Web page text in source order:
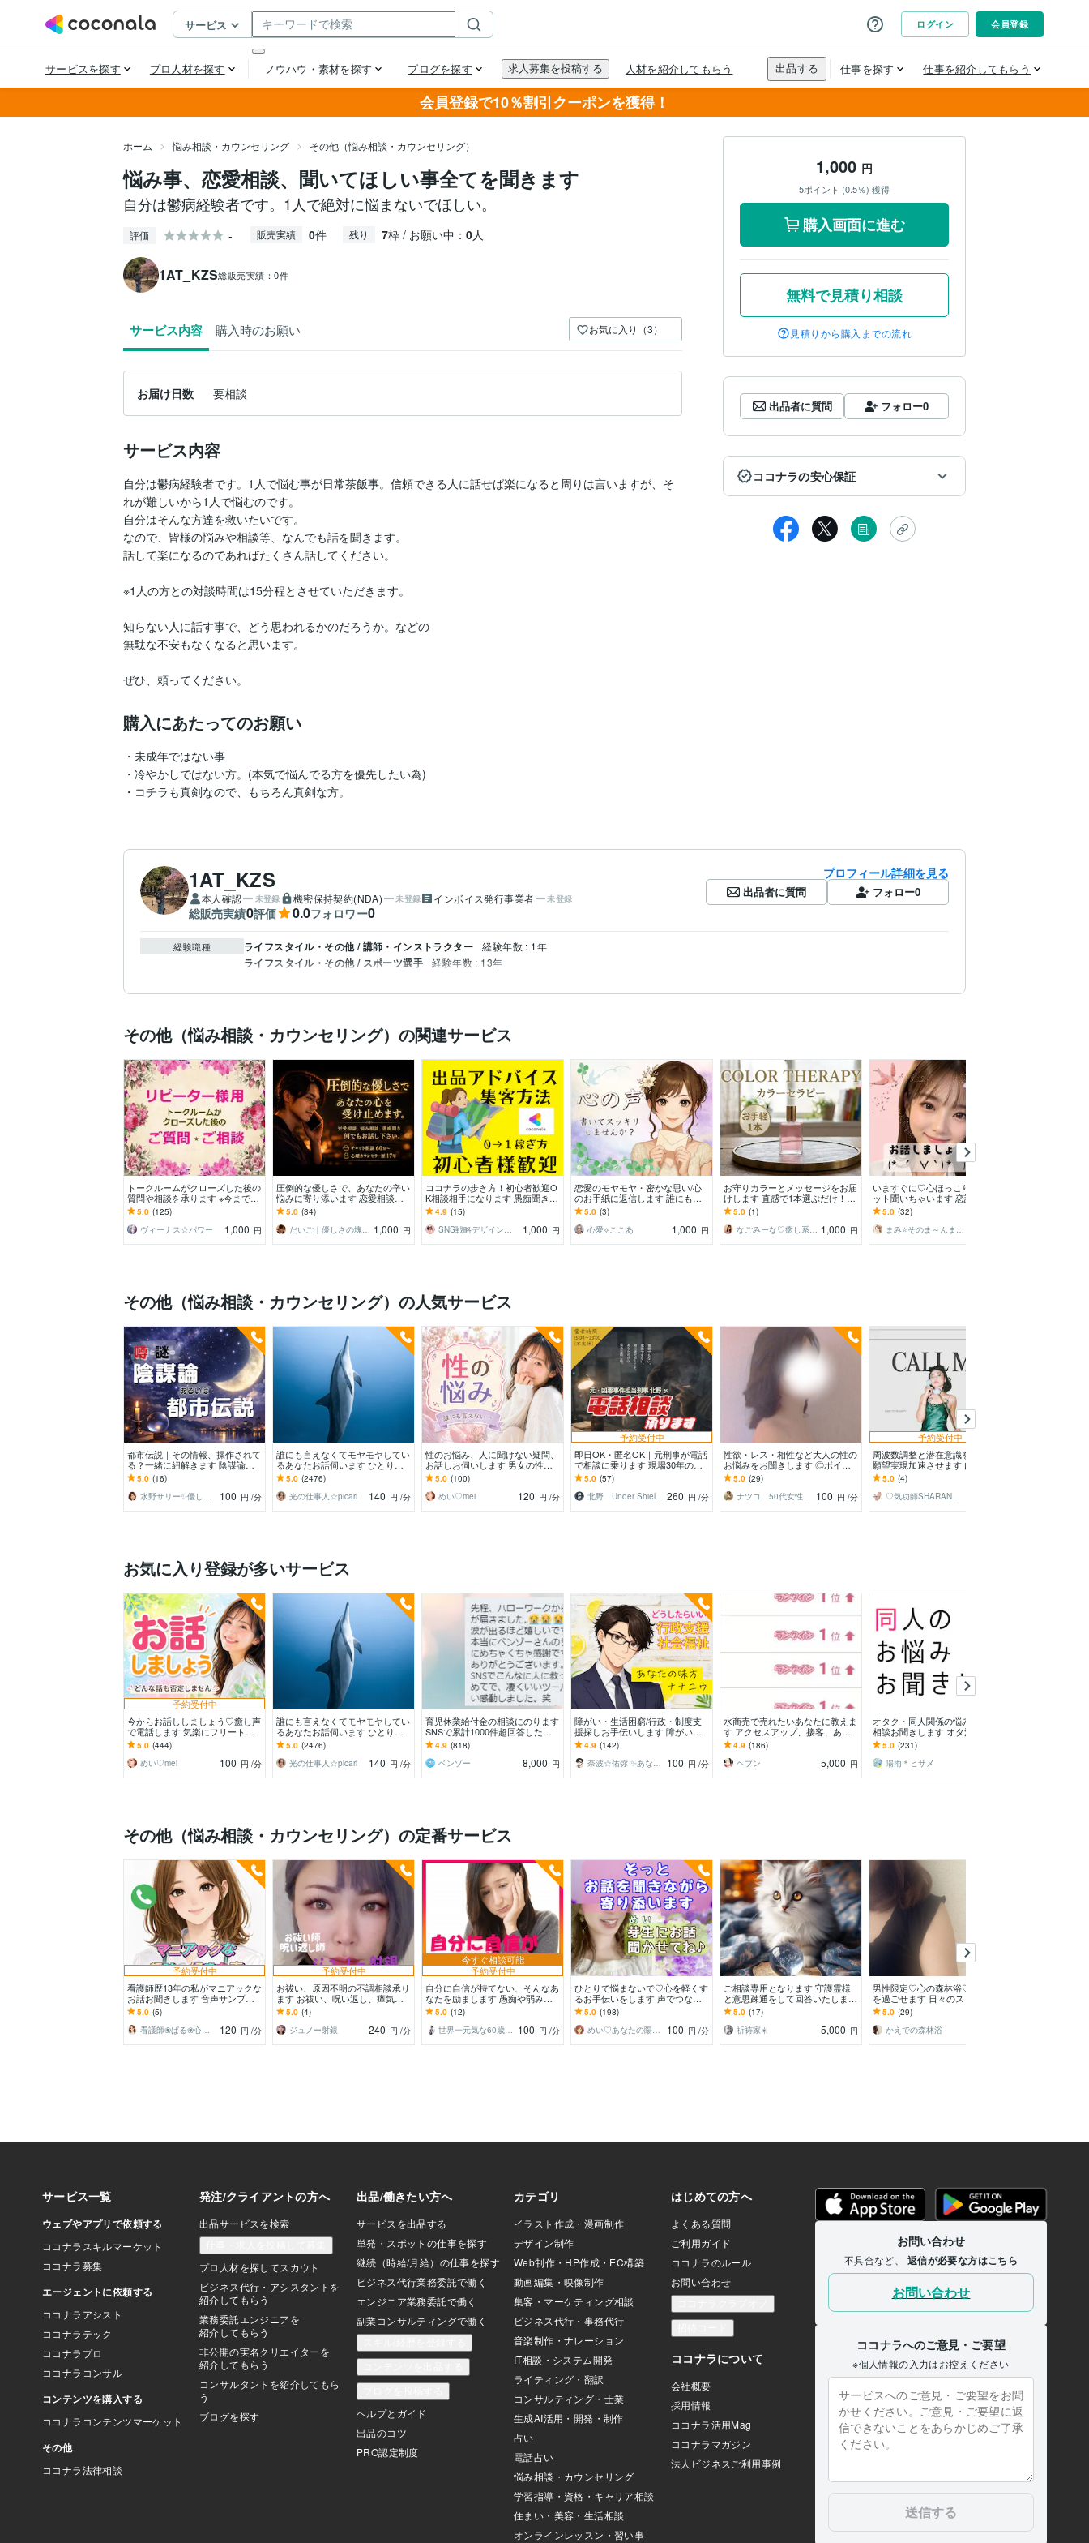
会員登録で10％割引クーポンを獲得！
ホーム 悩み相談・カウンセリング その他（悩み相談・カウンセリング）
悩み事、恋愛相談、聞いてほしい事全てを聞きます
自分は鬱病経験者です。1人で絶対に悩まないでほしい。
評価 - 販売実績 0件 残り 7枠 / お願い中： 0人
1AT_KZS総販売実績：0件
サービス内容 購入時のお願い お気に入り（3）
お届け日数 要相談
サービス内容
自分は鬱病経験者です。1人で悩む事が日常茶飯事。信頼できる人に話せば楽になると周りは言いますが、そ
れが難しいから1人で悩むのです。
自分はそんな方達を救いたいです。
なので、皆様の悩みや相談等、なんでも話を聞きます。
話して楽になるのであればたくさん話してください。
※1人の方との対談時間は15分程とさせていただきます。
知らない人に話す事で、どう思われるかのだろうか。などの
無駄な不安もなくなると思います。
ぜひ、頼ってください。
購入にあたってのお願い
・未成年ではない事
・冷やかしではない方。(本気で悩んでる方を優先したい為)
・コチラも真剣なので、もちろん真剣な方。
1,000 円
5ポイント (0.5％) 獲得
購入画面に進む
無料で見積り相談
見積りから購入までの流れ
出品者に質問 フォロー0
ココナラの安心保証
1AT_KZS
本人確認 未登録 機密保持契約(NDA) 未登録 インボイス発行事業者 未登録
総販売実績0評価 0.0フォロワー0
プロフィール詳細を見る
出品者に質問 フォロー0
経験職種 ライフスタイル・その他 / 講師・インストラクター 経験年数 : 1年
ライフスタイル・その他 / スポーツ選手 経験年数 : 13年
その他（悩み相談・カウンセリング）の関連サービス
トークルームがクローズした後の
質問や相談を承ります ※今まで私
の施術を受けたことがない方は、
お申し込みできません
5.0 (125)
ヴィーナス☆パワー
1,000 円
圧倒的な優しさで、あなたの辛い
悩みに寄り添います 恋愛相談、
悩み相談、愚痴聞き、どんな話で
も寄り添い支えます
5.0 (34)
だいご｜優しさの塊みたいなカウンセラー 1,000 円
ココナラの歩き方！初心者歓迎O
K相談相手になります 愚痴聞き、
集客方法、出品アドバイスなど悩
みを解消
4.9 (15)
SNS戦略デザイン｜ケイ
1,000 円
恋愛のモヤモヤ・密かな思い/心
のお手紙に返信します 誰にも言
えない気持ちを文字にして、吐き
出してみませんか？
5.0 (3)
心愛⟡ここあ
1,000 円
お守りカラーとメッセージをお届
けします 直感で1本選ぶだけ！選
んだ色からのメッセージをお届け
します
5.0 (1)
なごみーな♡癒し系心のサポーター 1,000 円
いますぐに♡心ほっこり30分チャ
ット聞いちゃいます 恋話♡推し
活♡怒り♡日常のささいな話まで
♡チャットでスッキリ
5.0 (32)
まみ⭐そのま～んまのあなたでお帰りなさい
その他（悩み相談・カウンセリング）の人気サービス
都市伝説｜その情報、操作されて
る？一緒に紐解きます 陰謀論本
当に偶然？その直感、否定しませ
ん。全部お聞きします！
5.0 (16)
水野サリー✨優しく寄り添う話し相手
100 円 /分
誰にも言えなくてモヤモヤしてい
るあなたお話伺います ひとりで
抱え込まないで！ちょっと聞いて
ほしい！でも大丈夫❤️
5.0 (2476)
光の仕事人☆picari
140 円 /分
性のお悩み、人に聞けない疑問、
お話しお伺いします 男女の性の
お悩み、人に聞けないお話し何で
もどうぞ！♡
5.0 (100)
めい♡mei
120 円 /分
予約受付中
即日OK・匿名OK｜元刑事が電話
で相談に乗ります 現場30年の実
務視点｜警察に行く前に状況を整
理｜トラブル悩み
5.0 (57)
北野 Under Shield代表 260 円 /分
性欲・レス・相性など大人の性の
お悩みをお聞きします ◎ボイス
サンプルあり◎恥ずかしいお悩み
も安心して話して下さい
5.0 (29)
ナツコ 50代女性 ８月限定お値下げ中！ 100 円 /分
予約受付中
周波数調整と潜在意識を書き換え
願望実現加速させます 内部表現
を書き換え、あなたのゴール実現
をサポート✨
5.0 (4)
♡気功師SHARANA（シャラナ）♡
お気に入り登録が多いサービス
予約受付中
今からお話ししましょう♡癒し声
で電話します 気楽にフリートー
ク♡雑談から悩み相談まで✨5分
でも大歓迎❤️
5.0 (444)
めい♡mei
100 円 /分
誰にも言えなくてモヤモヤしてい
るあなたお話伺います ひとりで
抱え込まないで！ちょっと聞いて
ほしい！でも大丈夫❤️
5.0 (2476)
光の仕事人☆picari
140 円 /分
育児休業給付金の相談にのります
SNSで累計1000件超回答した、
現役社労士事務所職員が対応
4.9 (818)
ベンゾー
8,000 円
障がい・生活困窮/行政・制度支
援探しお手伝いします 障がい者
手帳・年金生活保護・自己破産/
離婚調停・労働環境など
4.9 (142)
奈波☆佑弥 ✨あなたの味方 ナナユウ✨
100 円 /分
水商売で売れたいあなたに教えま
す アクセスアップ、接客、あな
たのページを見てオーダーメイド
に
4.9 (186)
ヘブン
5,000 円
オタク・同人関係の悩み、愚痴、
相談お聞きします オタ活や同人
界隈で困ったこと・疲れたことが
ある貴方へ
5.0 (231)
陽雨＊ヒサメ
その他（悩み相談・カウンセリング）の定番サービス
予約受付中
看護師歴13年の私がマニアックな
お話お聞きします 音声サンプル
あり❀お好きな事や趣味なんでも
聞かせてください✨
5.0 (5)
看護師❀ぱる❀心のケアステーション
120 円 /分
予約受付中
お祓い、原因不明の不調相談承り
ます お祓い、呪い返し、瘴気祓
いお任せください♪
5.0 (4)
ジュノー射銀
240 円 /分
今すぐ相談可能
予約受付中
自分に自信が持てない、そんなあ
なたを励まします 愚痴や弱みを
吐き出したら、もう少し元気にな
れますよ✨
5.0 (12)
世界一元気な60歳♪ 藤野もえ 100 円 /分
ひとりで悩まないで♡心を軽くす
るお手伝いをします 声でつなが
る安心感♡秘密の話/相談/話し相
手
5.0 (198)
めい♡あなたの陽だまりセラピスト
100 円 /分
ご相談専用となります 守護霊様
と意思疎通をして回答いたしま
す。
5.0 (17)
祈祷家☀️
5,000 円
男性限定♡心の森林浴♡癒し時間
を過ごせます 日々のストレスか
らの解放 寂しい気持ちの共有
5.0 (29)
かえでの森林浴